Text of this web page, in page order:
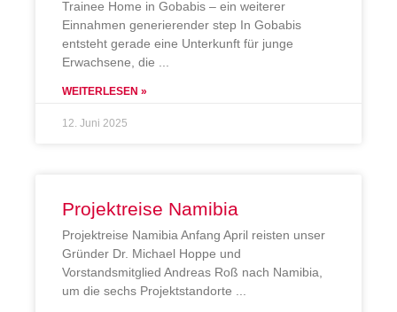
Trainee Home in Gobabis – ein weiterer
Einnahmen generierender step In Gobabis
entsteht gerade eine Unterkunft für junge
Erwachsene, die
WEITERLESEN »
12. Juni 2025
Projektreise Namibia
Projektreise Namibia Anfang April reisten unser
Gründer Dr. Michael Hoppe und
Vorstandsmitglied Andreas Roß nach Namibia,
um die sechs Projektstandorte